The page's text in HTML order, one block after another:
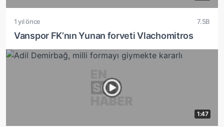
1 yıl önce 7.5B
Vanspor FK’nın Yunan forveti Vlachomitros
1:47